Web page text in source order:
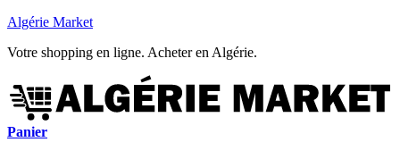
Algérie Market
Votre shopping en ligne. Acheter en Algérie.
Panier